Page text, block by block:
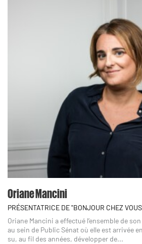
Oriane Mancini
PRÉSENTATRICE DE "BONJOUR CHEZ
Oriane Mancini a effectué l’ensemble de
au sein de Public Sénat où elle est arrivée
su, au fil des années, développer de...